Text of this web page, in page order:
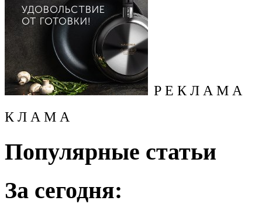
Р Е К Л А М А
К Л А М А
Популярные статьи
За сегодня: